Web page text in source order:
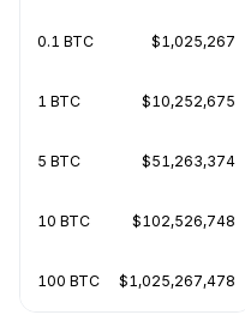
0.1 BTC $1,025,267
1 BTC $10,252,675
5 BTC $51,263,374
10 BTC $102,526,748
100 BTC $1,025,267,478